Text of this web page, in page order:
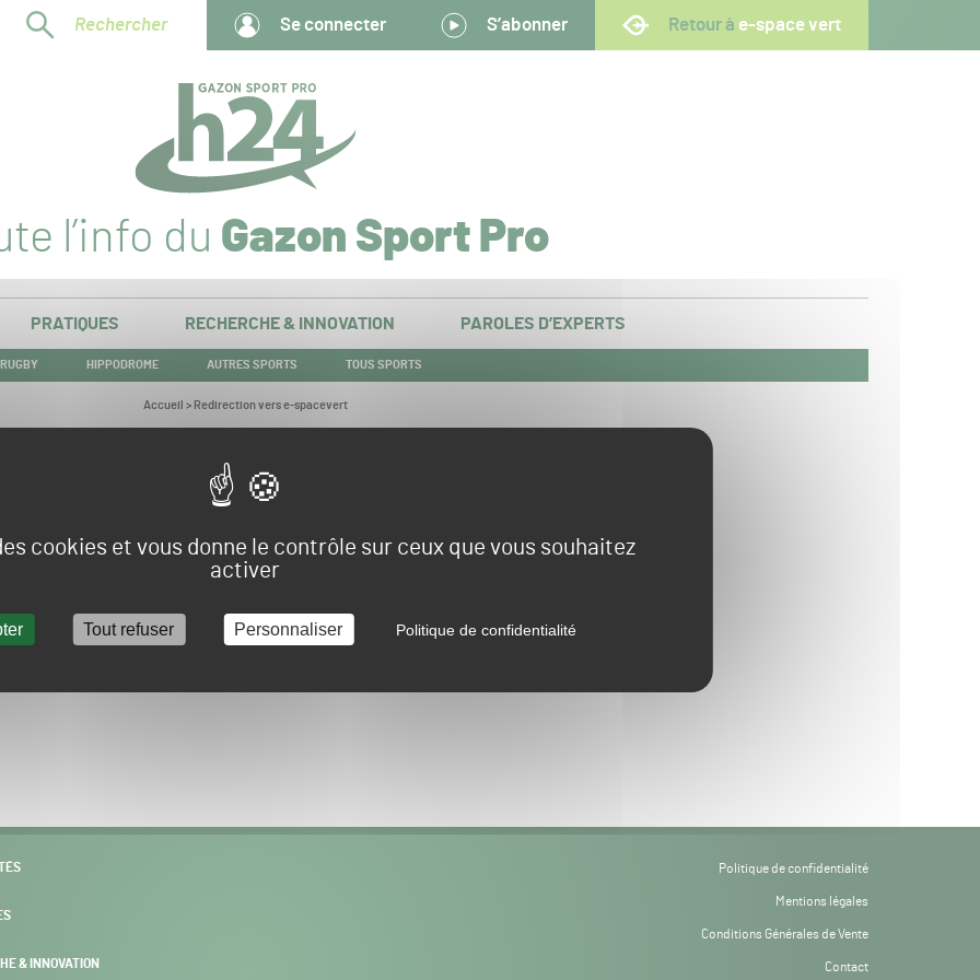
cookies et vous donne le contrôle sur ceux que vous souhaitez
activer
Tout refuser Personnaliser Politique de confidentialité
Rechercher Se connecter S’abonner Retour à e-space vert
l’info du Gazon Sport Pro
PRATIQUES RECHERCHE & INNOVATION PAROLES D’EXPERTS
RUGBY HIPPODROME AUTRES SPORTS TOUS SPORTS
Vous
Accueil > Redirection vers e-spacevert
Redirection vers e-spacevert
POURSUIVRE VERS E-SPACEVERT BY SALONVERT
& INNOVATION
Politique de confidentialité
Mentions légales
Conditions Générales de Vente
Contact